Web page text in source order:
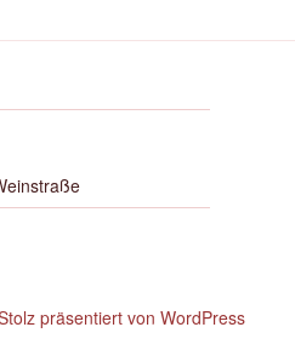
präsentiert von WordPress